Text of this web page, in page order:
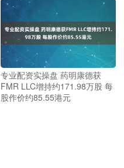
专业配资实操盘 药明康德获
FMR LLC增持约171.98万股 每
股作价约85.55港元